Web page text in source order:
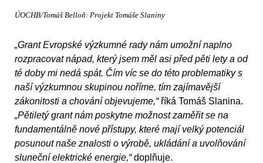
ÚOCHB/Tomáš Belloň: Projekt Tomáše Slaniny
„Grant Evropské výzkumné rady nám umožní naplno
rozpracovat nápad, který jsem měl asi před pěti lety a od
té doby mi nedá spát. Čím víc se do této problematiky s
naší výzkumnou skupinou noříme, tím zajímavější
zákonitosti a chování objevujeme,“říká Tomáš Slanina.
„Pětiletý grant nám poskytne možnost zaměřit se na
fundamentálně nové přístupy, které mají velký potenciál
posunout naše znalosti o výrobě, ukládání a uvolňování
sluneční elektrické energie,“doplňuje.